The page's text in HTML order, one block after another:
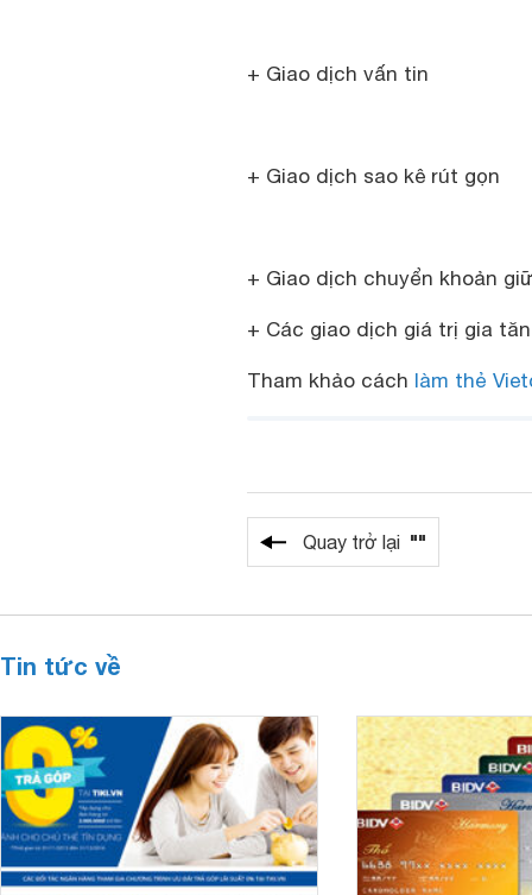
+ Giao dịch vấn tin
+ Giao dịch sao kê rút gọn
+ Giao dịch chuyển khoản
+ Các giao dịch giá trị gia
Tham khảo cách làm thẻ
Quay trở lại ""
Tin tức về